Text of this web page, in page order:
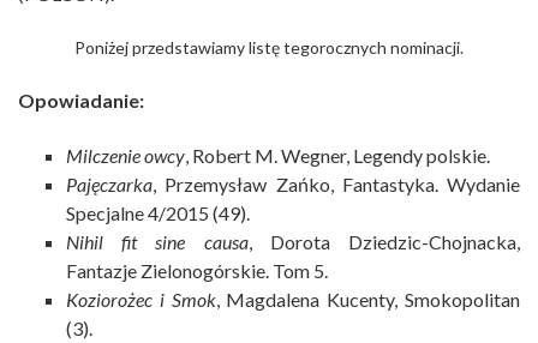
Poniżej przedstawiamy listę tegorocznych nominacji.
Opowiadanie:
Milczenie owcy, Robert M. Wegner, Legendy polskie.
Pajęczarka, Przemysław Zańko, Fantastyka. Wydanie
Specjalne 4/2015 (49).
Nihil fit sine causa, Dorota Dziedzic-Chojnacka,
Fantazje Zielonogórskie. Tom 5.
Koziorożec i Smok, Magdalena Kucenty, Smokopolitan
(3).